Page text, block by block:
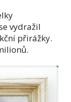
vydražil
přirážky.